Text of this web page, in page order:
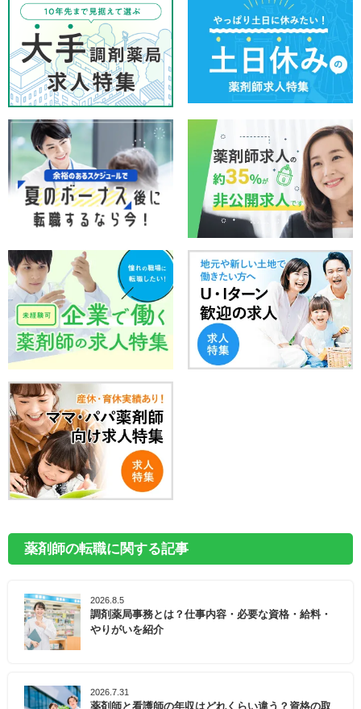
薬剤師の転職に関する記事
2026.8.5
調剤薬局事務とは？仕事内容・必要な資格・給料・
やりがいを紹介
2026.7.31
薬剤師と看護師の年収はどれくらい違う？資格の取